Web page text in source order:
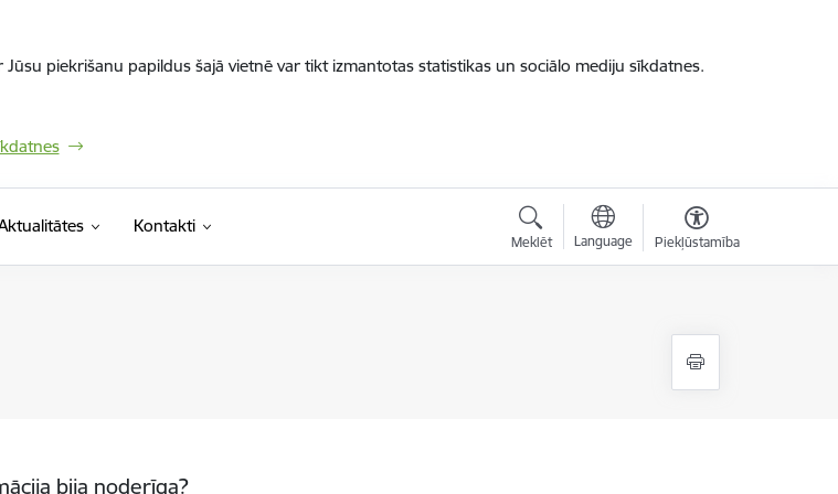
piekrišanu papildus šajā vietnē var tikt izmantotas statistikas un sociālo mediju sīkdatnes.
Kontakti
Meklēt Language Piekļūstamība
bija noderīga?